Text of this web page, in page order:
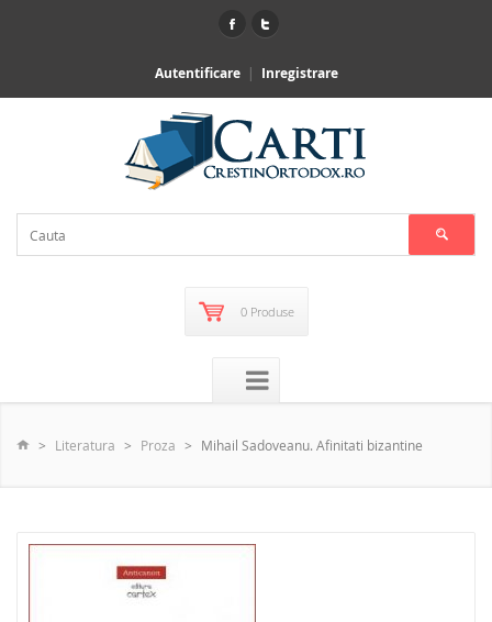
Autentificare Inregistrare
0 Produse
Literatura Proza Mihail Sadoveanu. Afinitati bizantine